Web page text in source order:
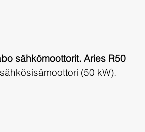
sähkömoottorit. Aries R50
sähkösisämoottori (50 kW).